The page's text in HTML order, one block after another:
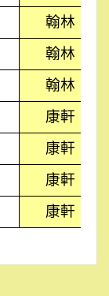
翰林
翰林
翰林
康軒
康軒
康軒
康軒